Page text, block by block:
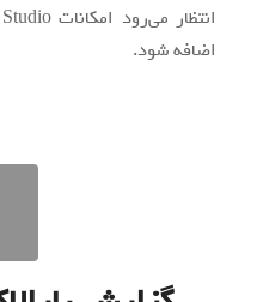
اضافه شود.